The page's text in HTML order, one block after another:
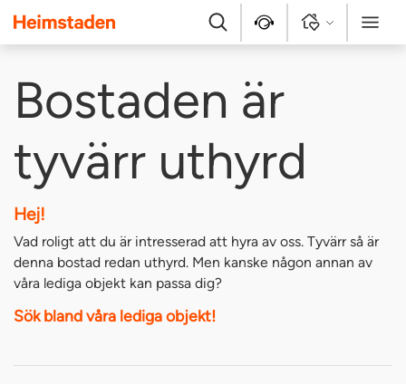
Heimstaden
Sök Kontakt Logga in Meny
Bostaden är
tyvärr uthyrd
Hej!
Vad roligt att du är intresserad att hyra av oss. Tyvärr så är
denna bostad redan uthyrd. Men kanske någon annan av
våra lediga objekt kan passa dig?
Sök bland våra lediga objekt!